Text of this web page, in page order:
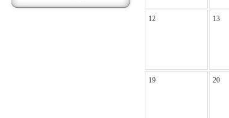
12 13
19 20